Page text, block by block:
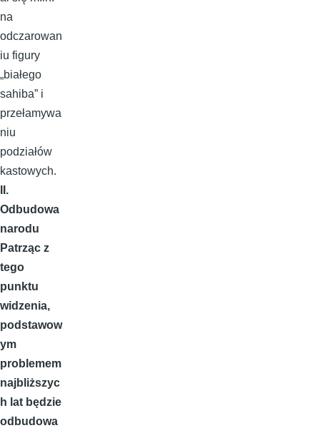
na
odczarowan
iu figury
„białego
sahiba” i
przełamywa
niu
podziałów
kastowych.
II.
Odbudowa
narodu
Patrząc z
tego
punktu
widzenia,
podstawow
ym
problemem
najbliższyc
h lat będzie
odbudowa